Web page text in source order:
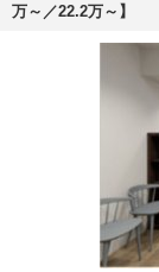
万～／22.2万～】